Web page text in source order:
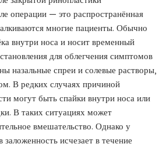
операции — это распространённая
многие пациенты. Обычно
внутри носа и носит временный
для облегчения симптомов
назальные спреи и солевые растворы,
В редких случаях причиной
могут быть спайки внутри носа или
В таких ситуациях может
вмешательство. Однако у
исчезает в течение